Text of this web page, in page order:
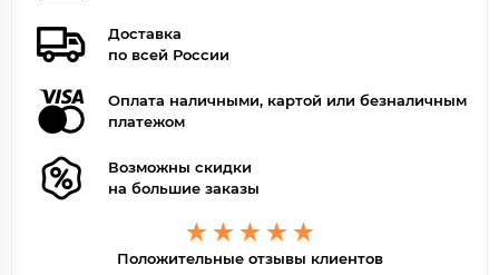
Доставка
по всей России
Оплата наличными, картой или безналичным
платежом
Возможны скидки
на большие заказы
Положительные отзывы клиентов